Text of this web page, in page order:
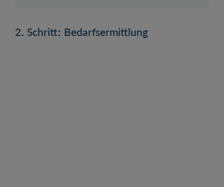
2. Schritt: Bedarfsermittlung